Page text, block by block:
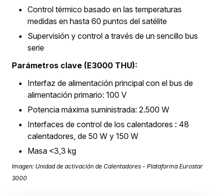
Control térmico basado en las temperaturas
medidas en hasta 60 puntos del satélite
Supervisión y control a través de un sencillo bus
serie
Parámetros clave (E3000 THU):
Interfaz de alimentación principal con el bus de
alimentación primario: 100 V
Potencia máxima suministrada: 2.500 W
Interfaces de control de los calentadores : 48
calentadores, de 50 W y 150 W
Masa <3,3 kg
Imagen: Unidad de activación de Calentadores - Plataforma Eurostar
3000